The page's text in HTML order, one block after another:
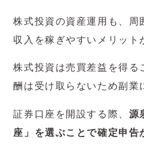
株式投資の資産運用も、周
収入を稼ぎやすいメリット
株式投資は売買差益を得る
酬は受け取らないため副業
証券口座を開設する際、 源
座」を選ぶことで確定申告